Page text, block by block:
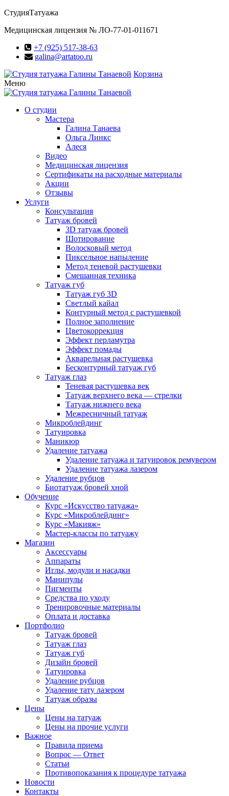
СтудияТатуажа
Медицинская лицензия № ЛО-77-01-011671
+7 (925) 517-38-63
galina@artatoo.ru
Корзина
Меню
О студии
Мастера
Галина Танаева
Ольга Линкс
Алеся
Видео
Медицинская лицензия
Сертификаты на расходные материалы
Акции
Отзывы
Услуги
Консультация
Татуаж бровей
3D татуаж бровей
Шотирование
Волосковый метод
Пиксельное напыление
Метод теневой растушевки
Смешанная техника
Татуаж губ
Татуаж губ 3D
Светлый кайал
Контурный метод с растушевкой
Полное заполнение
Цветокоррекция
Эффект перламутра
Эффект помады
Акварельная растушевка
Бесконтурный татуаж губ
Татуаж глаз
Теневая растушевка век
Татуаж верхнего века — стрелки
Татуаж нижнего века
Межресничный татуаж
Микроблейдинг
Татуировка
Маникюр
Удаление татуажа
Удаление татуажа и татуировок ремувером
Удаление татуажа лазером
Удаление рубцов
Биотатуаж бровей хной
Обучение
Курс «Искусство татуажа»
Курс «Микроблейдинг»
Курс «Макияж»
Мастер-классы по татуажу
Магазин
Аксессуары
Аппараты
Иглы, модули и насадки
Манипулы
Пигменты
Средства по уходу
Тренировочные материалы
Оплата и доставка
Портфолио
Татуаж бровей
Татуаж глаз
Татуаж губ
Дизайн бровей
Татуировка
Удаление рубцов
Удаление тату лазером
Татуаж образы
Цены
Цены на татуаж
Цены на прочие услуги
Важное
Правила приема
Вопрос — Ответ
Статьи
Противопоказания к процедуре татуажа
Новости
Контакты